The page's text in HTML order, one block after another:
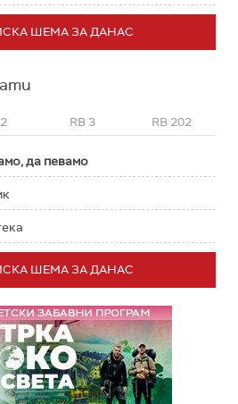
ШЕМА ЗА ДАНАС
RB 3 RB 202
да певамо
ШЕМА ЗА ДАНАС